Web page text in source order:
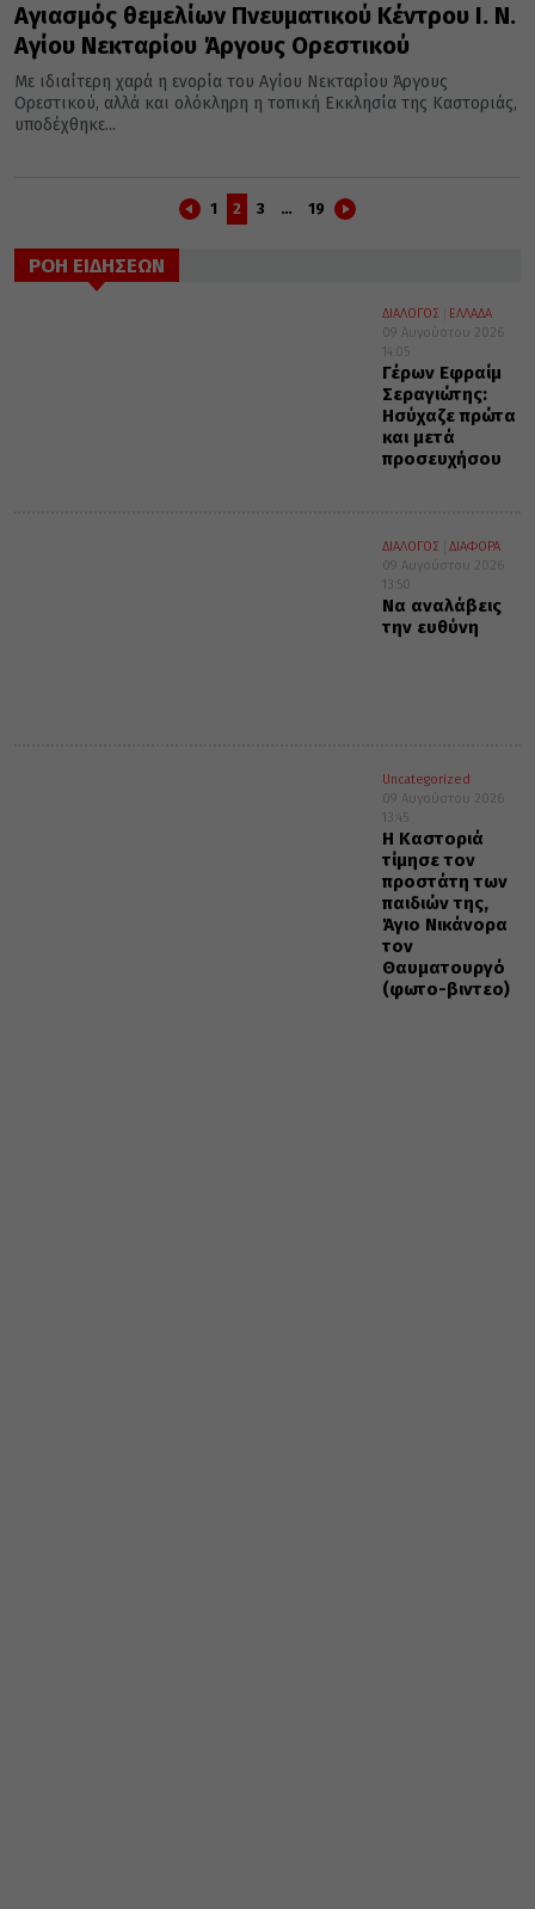
Αγιασμός θεμελίων Πνευματικού Κέντρου Ι. Ν.
Αγίου Νεκταρίου Άργους Ορεστικού
Με ιδιαίτερη χαρά η ενορία του Αγίου Νεκταρίου Άργους
Ορεστικού, αλλά και ολόκληρη η τοπική Εκκλησία της Καστοριάς,
υποδέχθηκε...
1 2 3 … 19
ΡΟΗ ΕΙΔΗΣΕΩΝ
ΔΙΑΛΟΓΟΣ
ΕΛΛΑΔΑ
09 Αυγούστου 2026
14:05
Γέρων Εφραίμ
Σεραγιώτης:
Ησύχαζε πρώτα
και μετά
προσευχήσου
ΔΙΑΛΟΓΟΣ
ΔΙΑΦΟΡΑ
09 Αυγούστου 2026
13:50
Να αναλάβεις
την ευθύνη
Uncategorized
09 Αυγούστου 2026
13:45
Η Καστοριά
τίμησε τον
προστάτη των
παιδιών της,
Άγιο Νικάνορα
τον
Θαυματουργό
(φωτο-βιντεο)